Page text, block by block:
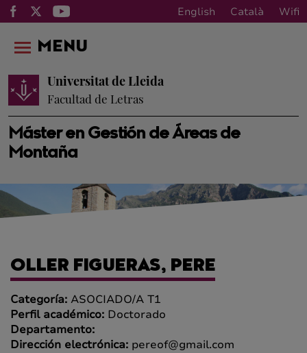
English Català Wifi
Máster en Gestión de Áreas de
Montaña
Universitat de Lleida
Facultad de Letras
MENU
OLLER FIGUERAS, PERE
Categoría: ASOCIADO/A T1
Perfil académico: Doctorado
Departamento:
Dirección electrónica: pereof@gmail.com